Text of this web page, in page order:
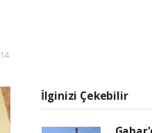
İlginizi Çekebilir